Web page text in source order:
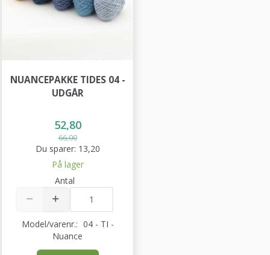
NUANCEPAKKE TIDES 04 -
UDGÅR
52,80
66,00
Du sparer: 13,20
På lager
Antal
Model/varenr.: 04 - TI -
Nuance